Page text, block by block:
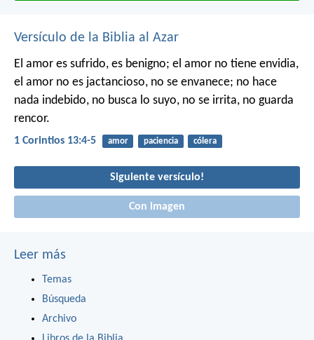
Versículo de la Biblia al Azar
El amor es sufrido, es benigno; el amor no tiene envidia,
el amor no es jactancioso, no se envanece; no hace
nada indebido, no busca lo suyo, no se irrita, no guarda
rencor.
1 Corintios 13:4-5 amor paciencia cólera
Siguiente versículo!
Con imagen
Leer más
Temas
Búsqueda
Archivo